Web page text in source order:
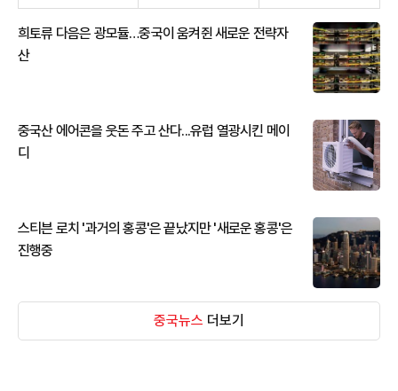
희토류 다음은 광모듈…중국이 움켜쥔 새로운 전략자
산
중국산 에어콘을 웃돈 주고 산다...유럽 열광시킨 메이
디
스티븐 로치 '과거의 홍콩'은 끝났지만 '새로운 홍콩'은
진행중
중국뉴스 더보기